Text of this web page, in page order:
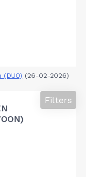
(DUO) (26-02-2026)
Filters